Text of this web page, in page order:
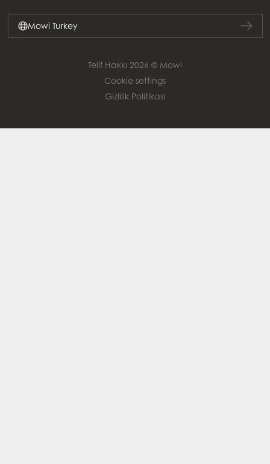
Mowi Turkey
Telif Hakkı 2026 © Mowi
Cookie settings
Gizlilik Politikası